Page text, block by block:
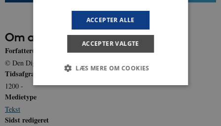
Om artiklen
Forfatter(e)
© Den Digitale Byport: Danmarks købstæder
Tidsafgrænsning
1200 -
Medietype
Tekst
Sidst redigeret
ACCEPTER ALLE
ACCEPTER VALGTE
LÆS MERE OM COOKIES